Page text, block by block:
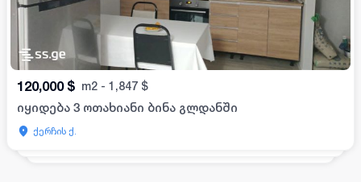
120,000 $ m2 - 1,847 $
იყიდება 3 ოთახიანი ბინა გლდანში
ქერჩის ქ.